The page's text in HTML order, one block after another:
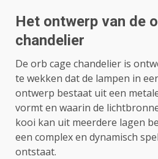
Het ontwerp van de
chandelier
De orb cage chandelier is
te wekken dat de lampen in
ontwerp bestaat uit een
vormt en waarin de
kooi kan uit meerdere lagen
een complex en dynamisch
ontstaat.